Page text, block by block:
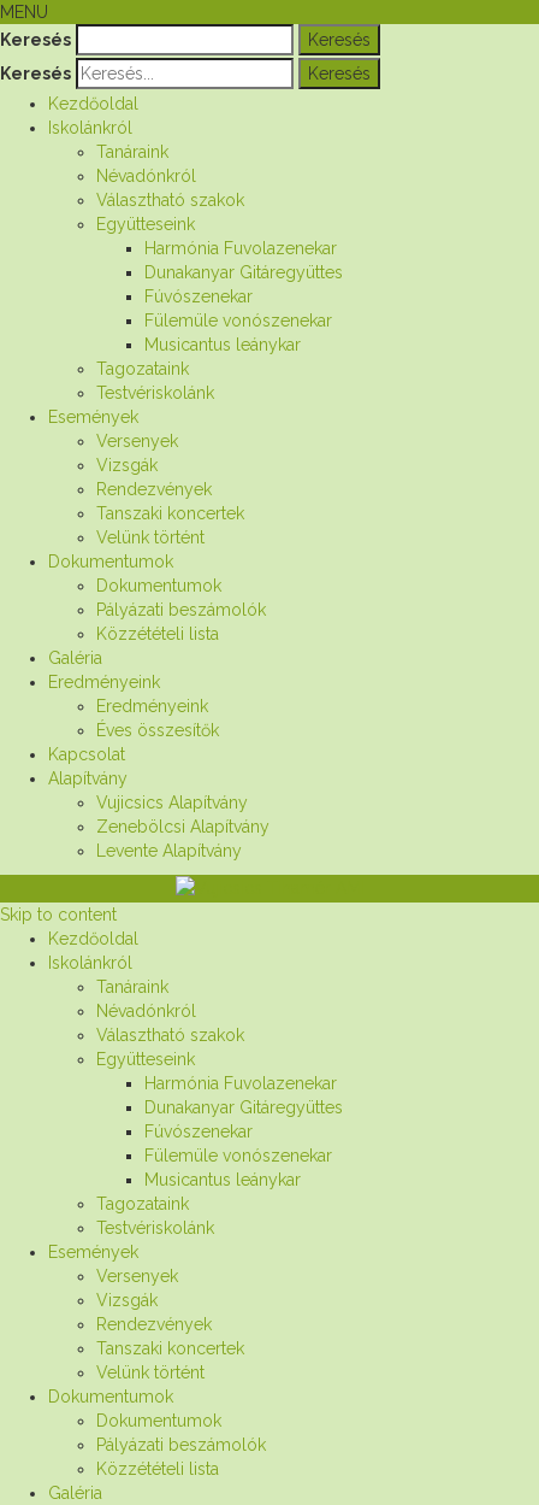
MENU
Keresés
Keresés
Kezdőoldal
Iskolánkról
Tanáraink
Névadónkról
Választható szakok
Együtteseink
Harmónia Fuvolazenekar
Dunakanyar Gitáregyüttes
Fúvószenekar
Fülemüle vonószenekar
Musicantus leánykar
Tagozataink
Testvériskolánk
Események
Versenyek
Vizsgák
Rendezvények
Tanszaki koncertek
Velünk történt
Dokumentumok
Dokumentumok
Pályázati beszámolók
Közzétételi lista
Galéria
Eredményeink
Eredményeink
Éves összesítők
Kapcsolat
Alapítvány
Vujicsics Alapítvány
Zenebölcsi Alapítvány
Levente Alapítvány
Skip to content
Kezdőoldal
Iskolánkról
Tanáraink
Névadónkról
Választható szakok
Együtteseink
Harmónia Fuvolazenekar
Dunakanyar Gitáregyüttes
Fúvószenekar
Fülemüle vonószenekar
Musicantus leánykar
Tagozataink
Testvériskolánk
Események
Versenyek
Vizsgák
Rendezvények
Tanszaki koncertek
Velünk történt
Dokumentumok
Dokumentumok
Pályázati beszámolók
Közzétételi lista
Galéria